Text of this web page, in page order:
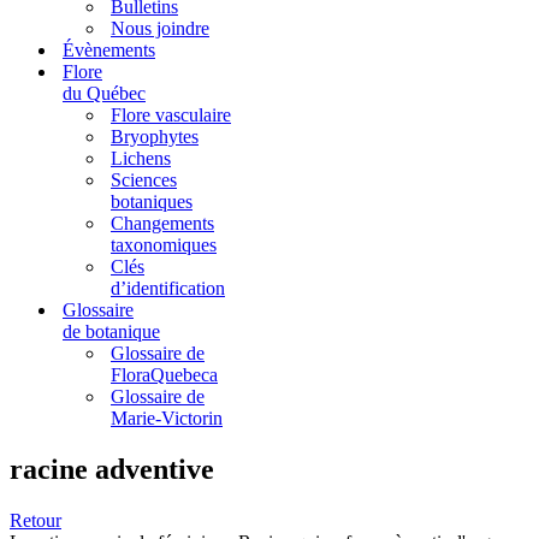
Bulletins
Nous joindre
Évènements
Flore
du Québec
Flore vasculaire
Bryophytes
Lichens
Sciences
botaniques
Changements
taxonomiques
Clés
d’identification
Glossaire
de botanique
Glossaire de
FloraQuebeca
Glossaire de
Marie-Victorin
racine adventive
Retour